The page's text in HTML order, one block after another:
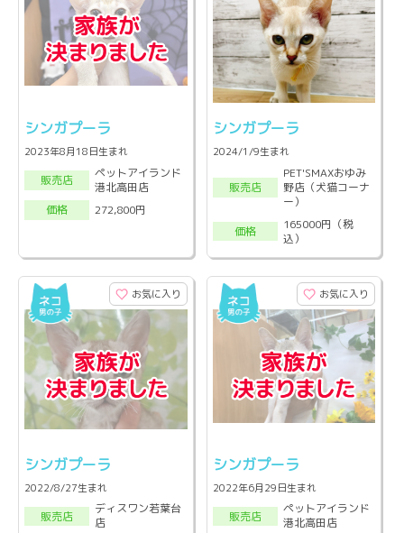
シンガプーラ
2023年8月18日生まれ
販売店
ペットアイランド
港北高田店
価格
272,800円
シンガプーラ
2024/1/9生まれ
販売店
PET'SMAXおゆみ
野店（犬猫コーナ
ー）
価格
165000円（税
込）
お気に入り
シンガプーラ
2022/8/27生まれ
販売店
ディスワン若葉台
店
お気に入り
シンガプーラ
2022年6月29日生まれ
販売店
ペットアイランド
港北高田店